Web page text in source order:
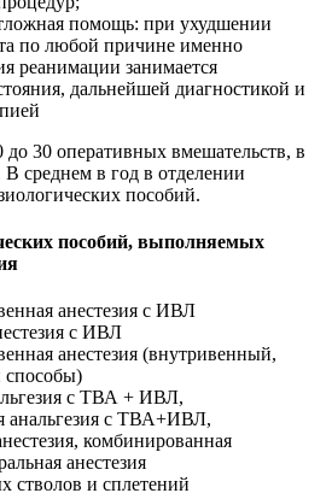
помощь: при ухудшении
по любой причине именно
реанимации занимается
дальнейшей диагностикой и
до 30 оперативных вмешательств, в
среднем в год в отделении
пособий.
пособий, выполняемых
анестезия с ИВЛ
с ИВЛ
анестезия (внутривенный,
с ТВА + ИВЛ,
анальгезия с ТВА+ИВЛ,
комбинированная
анестезия
стволов и сплетений